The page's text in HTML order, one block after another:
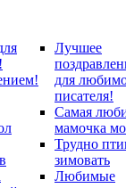
Лучшее
для
писателя!
Самая
мамочка
Трудно
зимовать
Любимые